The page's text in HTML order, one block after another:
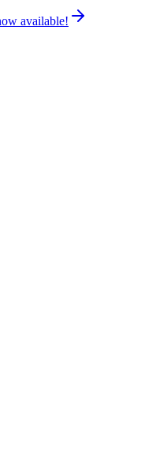
available!